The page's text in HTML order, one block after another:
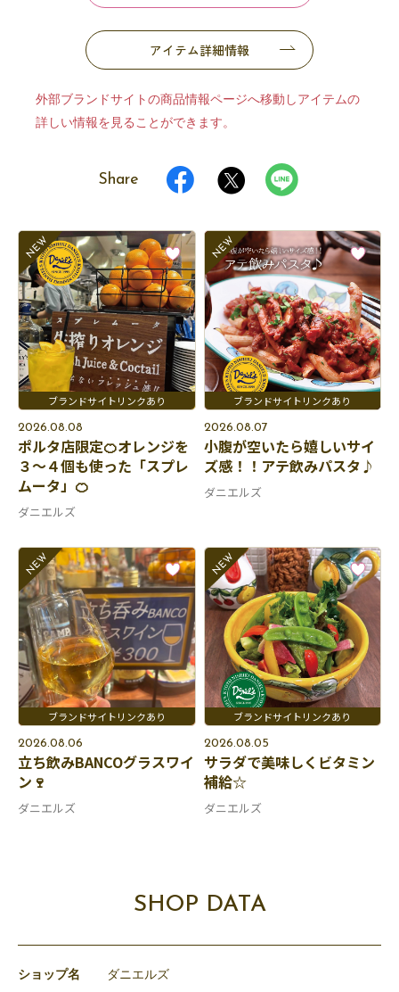
アイテム詳細情報
外部ブランドサイトの商品情報ページへ移動しアイテムの
詳しい情報を見ることができます。
Share
2026.08.08
ポルタ店限定🍊オレンジを
３～４個も使った「スプレ
ムータ」🍊
ダニエルズ
2026.08.07
小腹が空いたら嬉しいサイ
ズ感！！アテ飲みパスタ♪
ダニエルズ
2026.08.06
立ち飲みBANCOグラスワイ
ン🍷
ダニエルズ
2026.08.05
サラダで美味しくビタミン
補給☆
ダニエルズ
SHOP DATA
ショップ名 ダニエルズ